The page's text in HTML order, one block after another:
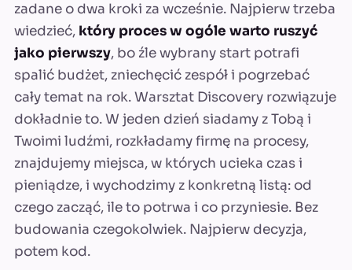
zadane o dwa kroki za wcześnie. Najpierw trzeba
wiedzieć, który proces w ogóle warto ruszyć
jako pierwszy, bo źle wybrany start potrafi
spalić budżet, zniechęcić zespół i pogrzebać
cały temat na rok. Warsztat Discovery rozwiązuje
dokładnie to. W jeden dzień siadamy z Tobą i
Twoimi ludźmi, rozkładamy firmę na procesy,
znajdujemy miejsca, w których ucieka czas i
pieniądze, i wychodzimy z konkretną listą: od
czego zacząć, ile to potrwa i co przyniesie. Bez
budowania czegokolwiek. Najpierw decyzja,
potem kod.